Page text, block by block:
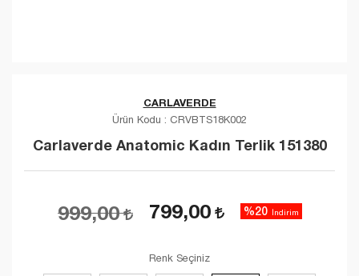
CARLAVERDE
Ürün Kodu : CRVBTS18K002
Carlaverde Anatomic Kadın Terlik 151380
999,00 799,00 %20 İndirim
Renk Seçiniz